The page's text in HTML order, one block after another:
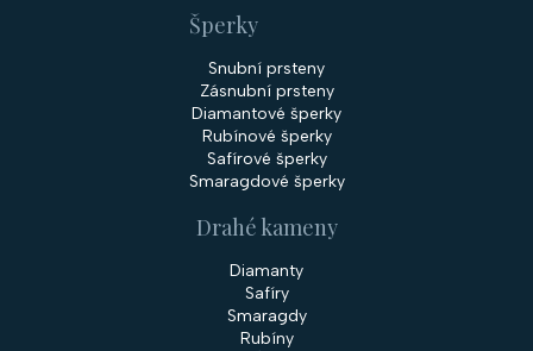
Šperky
Snubní prsteny
Zásnubní prsteny
Diamantové šperky
Rubínové šperky
Safírové šperky
Smaragdové šperky
Drahé kameny
Diamanty
Safíry
Smaragdy
Rubíny